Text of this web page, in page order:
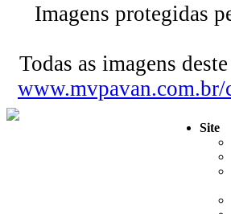
Imagens protegidas
Todas as imagens
www.mvpavan.com.br/
Site